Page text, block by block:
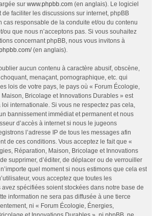
sur www.phpbb.com (en anglais). Le logiciel
de faciliter les discussions sur internet, phpBB
cas responsable de la conduite et/ou du contenu
ou que nous n’acceptons pas. Si vous souhaitez
concernant phpBB, nous vous invitons à
(en anglais).
aucun contenu à caractère abusif, obscène,
menaçant, pornographique, etc. qui
lois de votre pays, le pays où « Forum Écologie,
Bricolage et Innovations Durables » est
loi internationale. Si vous ne respectez pas cela,
bannissement immédiat et permanent et nous
d’accès à internet si nous le jugeons
l’adresse IP de tous les messages afin
de ces conditions. Vous acceptez le fait que «
Réparation, Maison, Bricolage et Innovations
supprimer, d’éditer, de déplacer ou de verrouiller
quel moment si nous estimons que cela est
vous acceptez que toutes les
spécifiées soient stockées dans notre base de
information ne sera pas diffusée à une tierce
ni « Forum Écologie, Énergies,